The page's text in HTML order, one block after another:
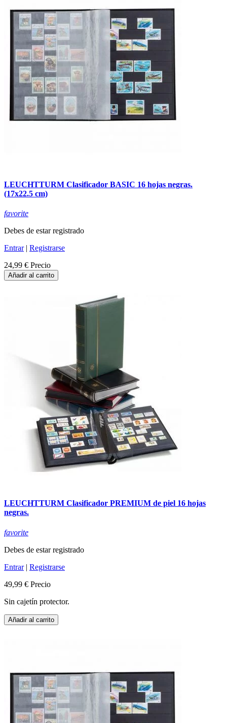
LEUCHTTURM Clasificador BASIC 16 hojas negras.
(17x22.5 cm)
favorite
Debes de estar registrado
Entrar| Registrarse
24,99 € Precio
Añadir al carrito
LEUCHTTURM Clasificador PREMIUM de piel 16 hojas
negras.
favorite
Debes de estar registrado
Entrar| Registrarse
49,99 € Precio
Sin cajetín protector.
Añadir al carrito